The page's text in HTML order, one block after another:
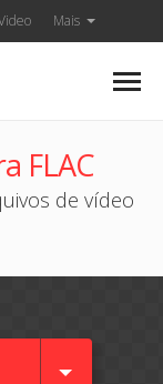
Mais
FLAC
de vídeo